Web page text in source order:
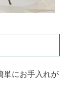
単にお手入れが